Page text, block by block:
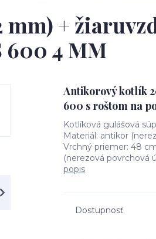
+
600 4 MM
Antikorový kotlík
600 s roštom na
Kotlíková gulášová
Materiál: antikor
Vrchný priemer: 48
(nerezová povrchová
popis
Dostupnosť